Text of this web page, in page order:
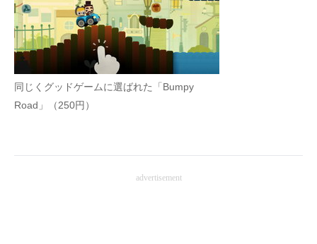
同じくグッドゲームに選ばれた「Bumpy
Road」（250円）
advertisement